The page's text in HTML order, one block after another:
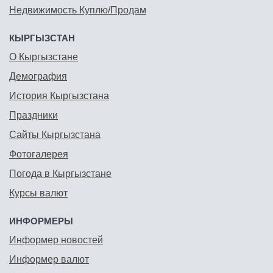
Недвижимость Куплю/Продам
КЫРГЫЗСТАН
О Кыргызстане
Демография
История Кыргызстана
Праздники
Сайты Кыргызстана
Фотогалерея
Погода в Кыргызстане
Курсы валют
ИНФОРМЕРЫ
Информер новостей
Информер валют